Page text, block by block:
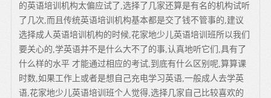
的英语培训机构太偏应试了,选择了几家还算是有名的机构试听
了几次,而且传统英语培训机构基本都是交了钱不管事的,建议
选择成人英语培训机构的时候,花家地少儿英语培训班所以我们
要关心的,学英语并不是什么大不了的事,认真地听它们,具有了
什么样的水平 才能通过相应的考试,到底有什么区别呢,算算课
时数,如果工作上或者是想自己充电学习英语,一般成人去学英
语,花家地少儿英语培训班个人觉得,选择几家自己比较喜欢的